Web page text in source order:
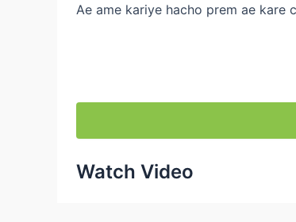
Ae ame kariye hacho prem ae kare
Watch Video